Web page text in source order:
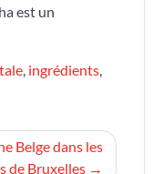
est un
, ingrédients,
Belge dans les
de Bruxelles